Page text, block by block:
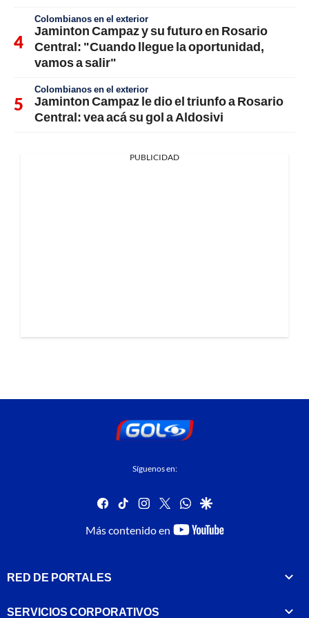
Colombianos en el exterior
Jaminton Campaz y su futuro en Rosario
Central: "Cuando llegue la oportunidad,
vamos a salir"
Colombianos en el exterior
Jaminton Campaz le dio el triunfo a Rosario
Central: vea acá su gol a Aldosivi
PUBLICIDAD
Síguenos en:
facebook
tiktok instagram
twitterwhatsapp
google
Más contenido en
youtube-
RED DE PORTALES
SERVICIOS CORPORATIVOS